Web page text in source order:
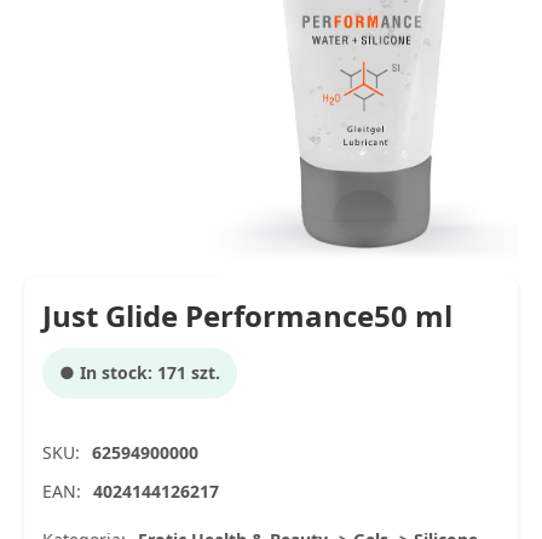
Just Glide Performance50 ml
● In stock: 171 szt.
SKU: 62594900000
EAN: 4024144126217